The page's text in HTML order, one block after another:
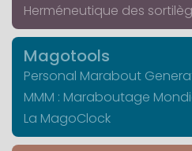
Herméneutique des
Magotools
Personal Marabout
MMM : Maraboutage
La MagoClock